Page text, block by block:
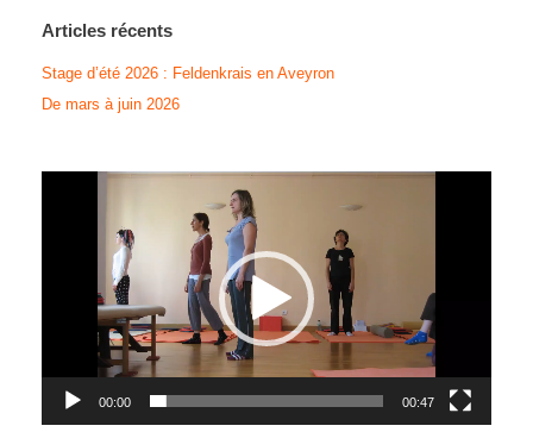
Articles récents
Stage d’été 2026 : Feldenkrais en Aveyron
De mars à juin 2026
00:00 00:47